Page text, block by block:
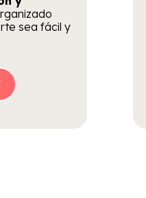
sea fácil y